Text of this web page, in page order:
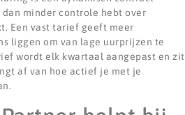
minder controle hebt over
Een vast tarief geeft meer
liggen om van lage uurprijzen te
wordt elk kwartaal aangepast en zit
af van hoe actief je met je